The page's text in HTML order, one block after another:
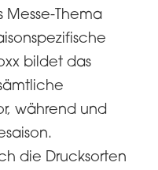
Messe-Thema
bildet das
während und
die Drucksorten